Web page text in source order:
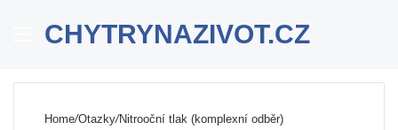
Menu
CHYTRYNAZIVOT.CZ
Home/Otazky/Nitrooční tlak (komplexní odběr)